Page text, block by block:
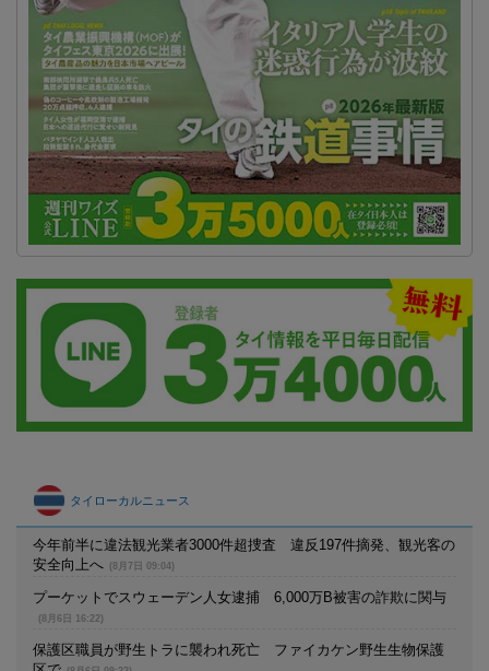
タイローカルニュース
今年前半に違法観光業者3000件超捜査 違反197件摘発、観光客の
安全向上へ
(8月7日 09:04)
プーケットでスウェーデン人女逮捕 6,000万B被害の詐欺に関与
(8月6日 16:22)
保護区職員が野生トラに襲われ死亡 ファイカケン野生生物保護